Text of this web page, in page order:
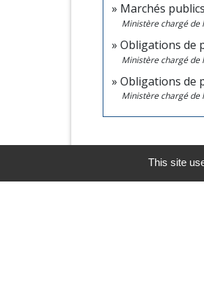
Marchés
Ministère chargé de
Obligations de
Ministère chargé de
Obligations de
Ministère chargé de
This site